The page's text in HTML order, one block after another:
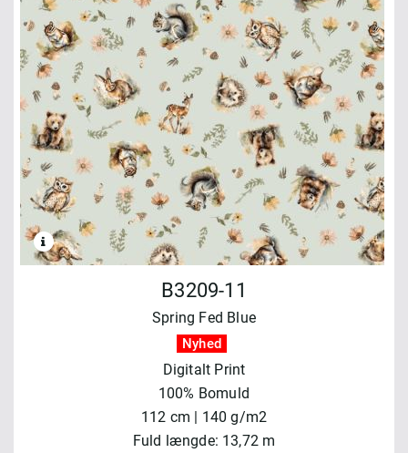
B3209-11
Spring Fed Blue
Nyhed
Digitalt Print
100% Bomuld
112 cm | 140 g/m2
Fuld længde: 13,72 m